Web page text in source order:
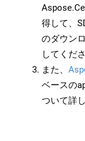
得して、
のダウン
してくださ
また、
ベースの
ついて詳